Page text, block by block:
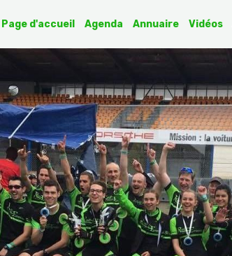
Page d'accueil Agenda Annuaire Vidéos